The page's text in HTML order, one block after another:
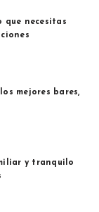
que necesitas
mejores bares,
y tranquilo